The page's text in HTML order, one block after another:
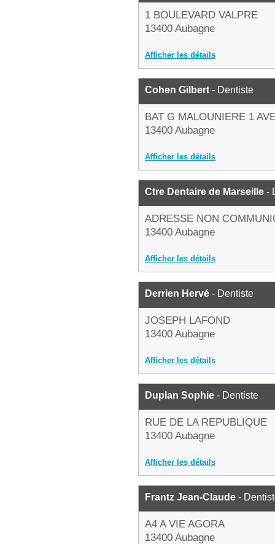
1 BOULEVARD VALPRE
13400 Aubagne
Afficher les détails
Cohen Gilbert - Dentiste
BAT G MALOUNIERE 1
13400 Aubagne
Afficher les détails
Ctre Dentaire de Marseille -
ADRESSE NON
13400 Aubagne
Afficher les détails
Derrien Hervé - Dentiste
JOSEPH LAFOND
13400 Aubagne
Afficher les détails
Duplan Sophie - Dentiste
RUE DE LA REPUBLIQUE
13400 Aubagne
Afficher les détails
Frantz Jean-Claude -
A4 A VIE AGORA
13400 Aubagne